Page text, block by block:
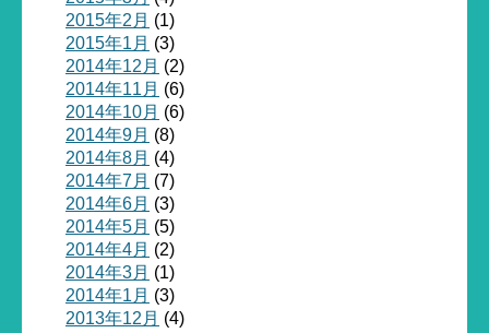
2015年2月 (1)
2015年1月 (3)
2014年12月 (2)
2014年11月 (6)
2014年10月 (6)
2014年9月 (8)
2014年8月 (4)
2014年7月 (7)
2014年6月 (3)
2014年5月 (5)
2014年4月 (2)
2014年3月 (1)
2014年1月 (3)
2013年12月 (4)